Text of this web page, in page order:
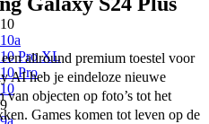
Pro XL
Pro
allround premium toestel voor
AI heb je eindeloze nieuwe
objecten op foto’s tot het
Games komen tot leven op de